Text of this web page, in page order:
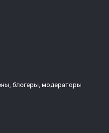
блогеры, модераторы